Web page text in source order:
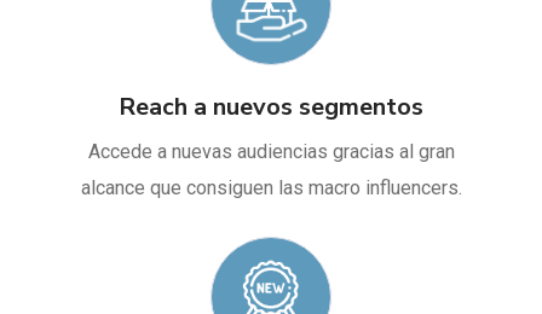
Reach a nuevos segmentos
Accede a nuevas audiencias gracias al gran
alcance que consiguen las macro influencers.